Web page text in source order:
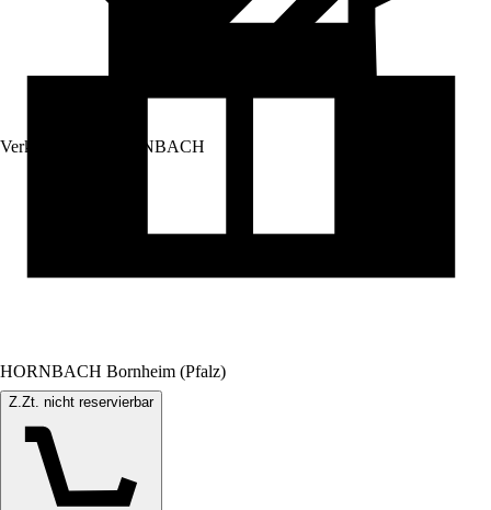
Verkauf durch: HORNBACH
HORNBACH Bornheim (Pfalz)
Z.Zt. nicht reservierbar